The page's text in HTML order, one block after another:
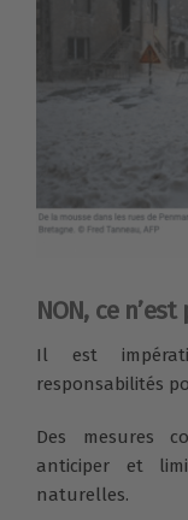
NON, ce
Il est
responsabilités
Des mesures
anticiper et
naturelles.